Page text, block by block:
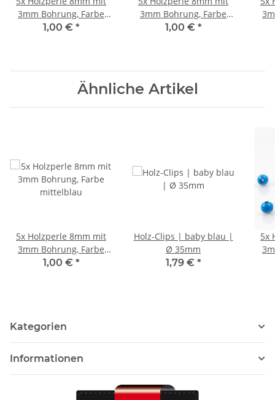
3mm Bohrung, Farbe
natur
1,00 € *
3mm Bohrung, Farbe
dunkel pink
1,00 € *
Ähnliche Artikel
5x Holzperle 8mm mit
3mm Bohrung, Farbe
mittelblau
1,00 € *
Holz-Clips | baby blau |
Ø 35mm
1,79 € *
5x
Kategorien
Informationen